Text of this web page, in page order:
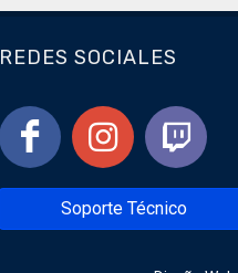
REDES SOCIALES
Soporte Técnico